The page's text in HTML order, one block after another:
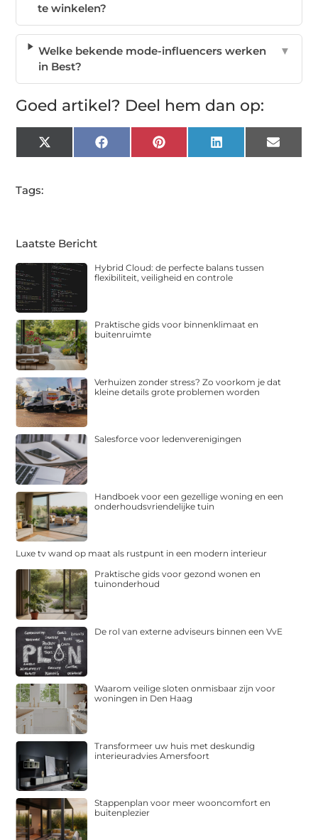
te winkelen?
Welke bekende mode-influencers werken
in Best?
▼
Goed artikel? Deel hem dan op:
X
(Twitter)
FacebookPinterest LinkedIn Email
Tags:
Laatste Bericht
Hybrid Cloud: de perfecte balans tussen
flexibiliteit, veiligheid en controle
Praktische gids voor binnenklimaat en
buitenruimte
Verhuizen zonder stress? Zo voorkom je dat
kleine details grote problemen worden
Salesforce voor ledenverenigingen
Handboek voor een gezellige woning en een
onderhoudsvriendelijke tuin
Luxe tv wand op maat als rustpunt in een modern interieur
Praktische gids voor gezond wonen en
tuinonderhoud
De rol van externe adviseurs binnen een VvE
Waarom veilige sloten onmisbaar zijn voor
woningen in Den Haag
Transformeer uw huis met deskundig
interieuradvies Amersfoort
Stappenplan voor meer wooncomfort en
buitenplezier